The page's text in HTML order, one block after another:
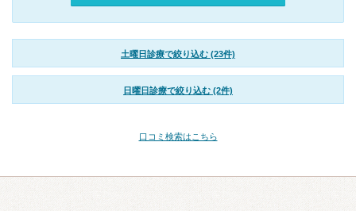
土曜日診療で絞り込む (23件)
日曜日診療で絞り込む (2件)
口コミ検索はこちら